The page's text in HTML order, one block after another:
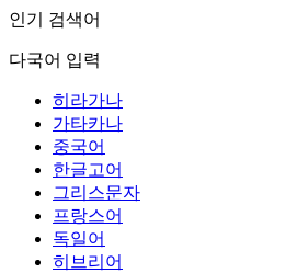
인기 검색어
다국어 입력
히라가나
가타카나
중국어
한글고어
그리스문자
프랑스어
독일어
히브리어